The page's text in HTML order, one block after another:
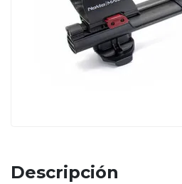
Descripción